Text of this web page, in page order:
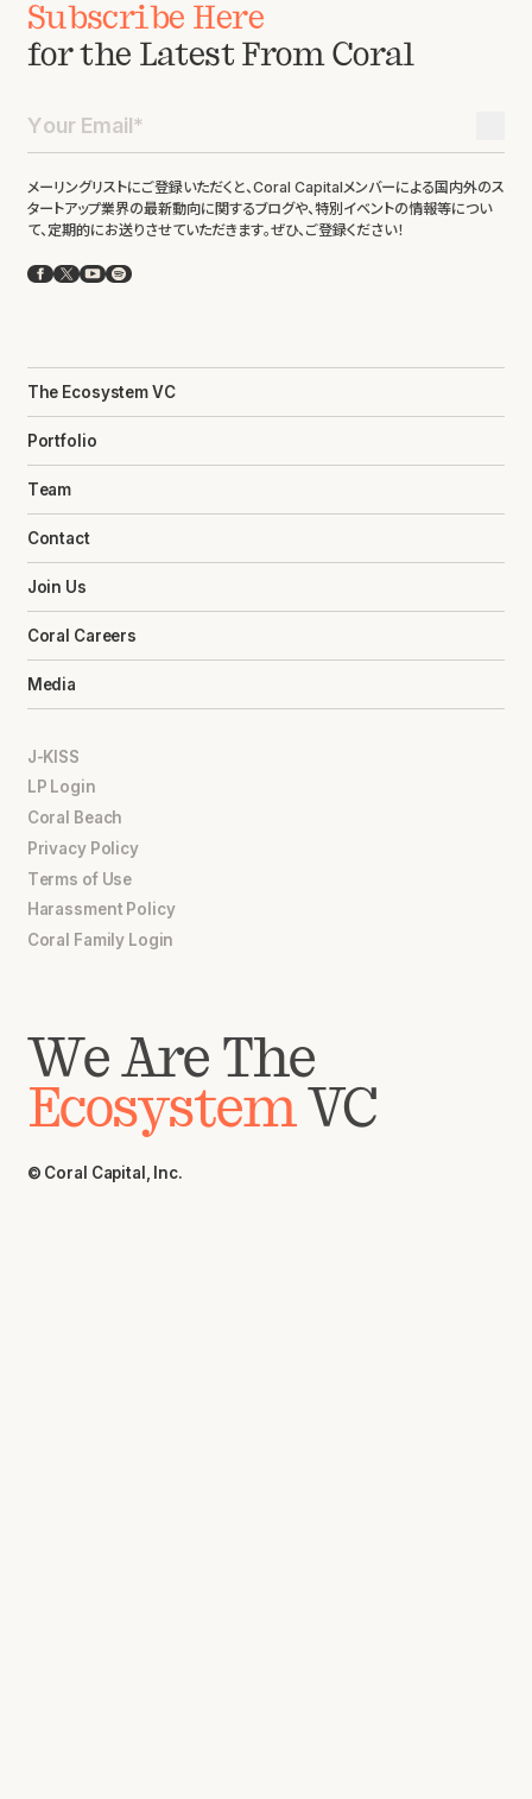
Subscribe Here
for the Latest From Coral
メーリングリストにご登録いただくと、Coral Capitalメンバーによる国内外のス
タートアップ業界の最新動向に関するブログや、特別イベントの情報等につい
て、定期的にお送りさせていただきます。ぜひ、ご登録ください！
Facebook
X YouTube
Spotify
The Ecosystem VC
Portfolio
Team
Contact
Join Us
Coral Careers
Media
J-KISS
LP Login
Coral Beach
Privacy Policy
Terms of Use
Harassment Policy
Coral Family Login
We Are The
EcosystemVC
© Coral Capital, Inc.